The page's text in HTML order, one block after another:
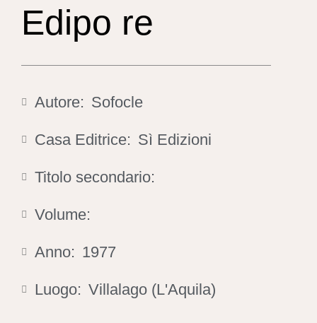
Edipo re
Autore: Sofocle
Casa Editrice: Sì Edizioni
Titolo secondario:
Volume:
Anno: 1977
Luogo: Villalago (L'Aquila)